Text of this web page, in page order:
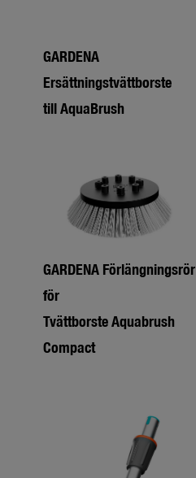
GARDENA
Ersättningstvättborste
till AquaBrush
GARDENA Förlängningsrör
för
Tvättborste Aquabrush
Compact